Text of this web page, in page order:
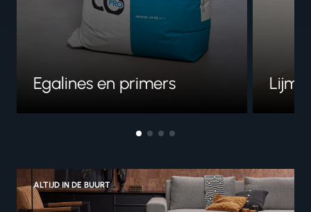
Egalines en primers
ALTIJD IN DE BUURT